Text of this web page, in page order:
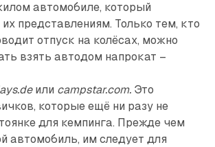
автомобиле, который
представлениям. Только тем, кто
отпуск на колёсах, можно
взять автодом напрокат –
или campstar.com. Это
которые ещё ни разу не
для кемпинга. Прежде чем
автомобиль, им следует для